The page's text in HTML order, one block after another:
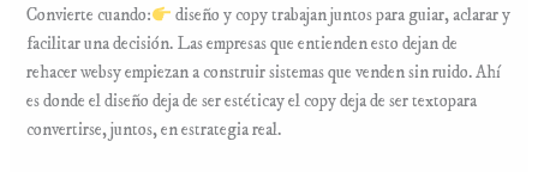
Convierte cuando:
diseño y copy trabajan juntos para guiar, aclarar y
facilitar una decisión. Las empresas que entienden esto dejan de
rehacer websy empiezan a construir sistemas que venden sin ruido. Ahí
es donde el diseño deja de ser estéticay el copy deja de ser textopara
convertirse, juntos, en estrategia real.